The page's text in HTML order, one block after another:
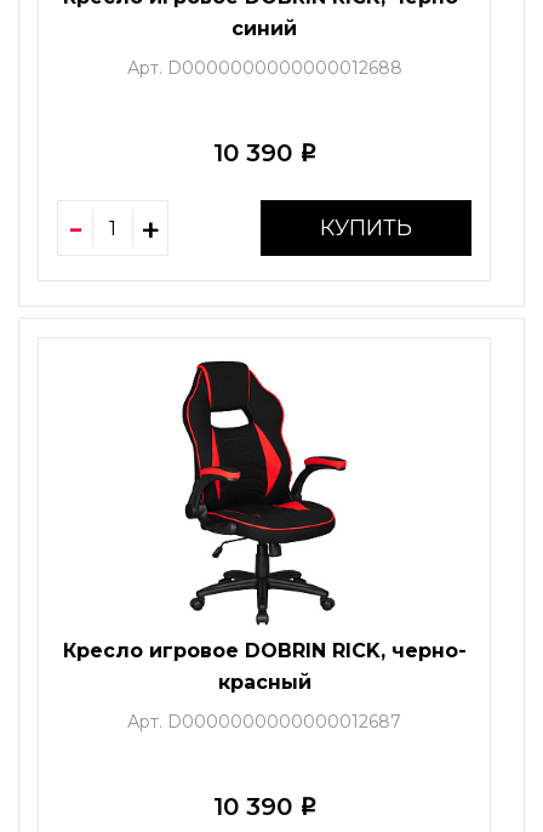
синий
Арт. D0000000000000012688
10 390 i
КУПИТЬ
Кресло игровое DOBRIN RICK, черно-
красный
Арт. D0000000000000012687
10 390 i